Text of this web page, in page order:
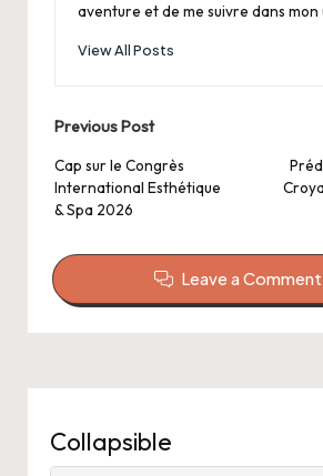
aventure et de me suivre dans mon
View All Posts
Post
navigation
Previous Post
Cap sur le Congrès
International Esthétique
& Spa 2026
Leave a Comment
Collapsible